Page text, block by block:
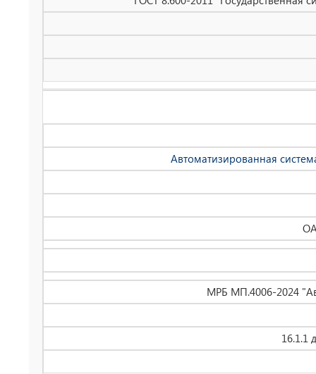
Автоматизированная
МРБ МП.4006-2024
16.1.1